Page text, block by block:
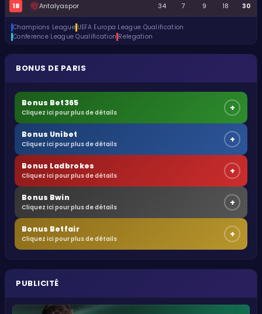
18 Antalyaspor 34 7 9 18 30
Champions League UEFA Europa League Qualification
Conference League Qualification Relegation
BONUS DE PARIS
Bonus Bet365
Cliquez ici pour plus de détails +
Bonus Unibet
Cliquez ici pour plus de détails +
Bonus Ladbrokes
Cliquez ici pour plus de détails +
Bonus Bwin
Cliquez ici pour plus de détails +
Bonus Betfair
Cliquez ici pour plus de détails +
PUBLICITÉ